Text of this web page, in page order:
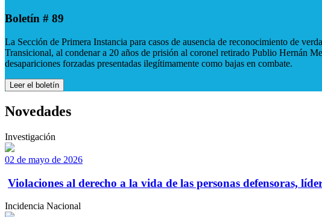
Boletín # 89
La Sección de Primera Instancia para casos de ausencia de reconocimiento de
Transicional, al condenar a 20 años de prisión al coronel retirado Publio Hernán
desapariciones forzadas presentadas ilegítimamente como bajas en combate.
Leer el boletín
Novedades
Investigación
02 de mayo de 2026
Violaciones al derecho a la vida de las personas defensoras,
Incidencia Nacional